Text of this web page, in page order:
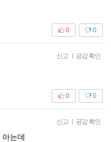
0
0
신고 | 공감 확인
0
0
신고 | 공감 확인
는데